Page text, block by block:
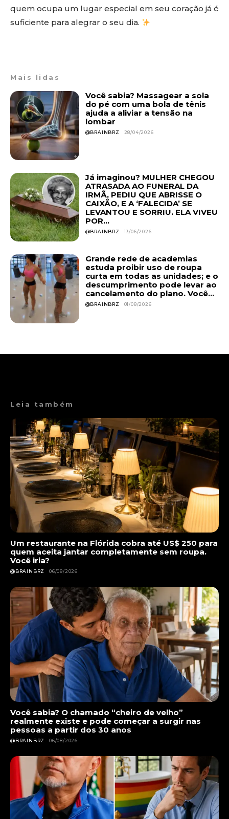
quem ocupa um lugar especial em seu coração já é
suficiente para alegrar o seu dia.
Mais lidas
Você sabia? Massagear a sola
do pé com uma bola de tênis
ajuda a aliviar a tensão na
lombar
@BRAINBRZ 28/04/2026
Já imaginou? MULHER CHEGOU
ATRASADA AO FUNERAL DA
IRMÃ, PEDIU QUE ABRISSE O
CAIXÃO, E A ‘FALECIDA’ SE
LEVANTOU E SORRIU. ELA VIVEU
POR...
@BRAINBRZ 13/06/2026
Grande rede de academias
estuda proibir uso de roupa
curta em todas as unidades; e o
descumprimento pode levar ao
cancelamento do plano. Você...
@BRAINBRZ 01/08/2026
Leia também
Um restaurante na Flórida cobra até US$ 250 para
quem aceita jantar completamente sem roupa.
Você iria?
@BRAINBRZ 06/08/2026
Você sabia? O chamado “cheiro de velho”
realmente existe e pode começar a surgir nas
pessoas a partir dos 30 anos
@BRAINBRZ 06/08/2026